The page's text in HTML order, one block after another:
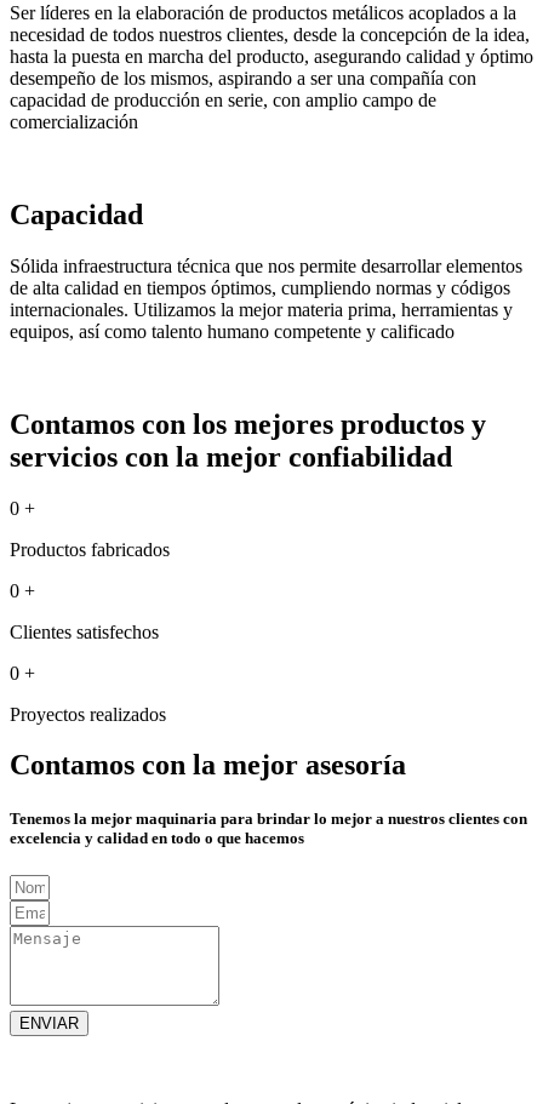
Ser líderes en la elaboración de productos metálicos acoplados a la
necesidad de todos nuestros clientes, desde la concepción de la idea,
hasta la puesta en marcha del producto, asegurando calidad y óptimo
desempeño de los mismos, aspirando a ser una compañía con
capacidad de producción en serie, con amplio campo de
comercialización
Capacidad
Sólida infraestructura técnica que nos permite desarrollar elementos
de alta calidad en tiempos óptimos, cumpliendo normas y códigos
internacionales. Utilizamos la mejor materia prima, herramientas y
equipos, así como talento humano competente y calificado
Contamos con los mejores productos y
servicios con la mejor confiabilidad
0 +
Productos fabricados
0 +
Clientes satisfechos
0 +
Proyectos realizados
Contamos con la mejor asesoría
Tenemos la mejor maquinaria para brindar lo mejor a nuestros clientes con
excelencia y calidad en todo o que hacemos
ENVIAR